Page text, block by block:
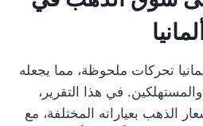
ألمانيا
تحركات ملحوظة، مما يجعله
في هذا التقرير،
الذهب بعياراته المختلفة، مع